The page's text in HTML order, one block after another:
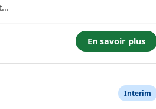
En savoir plus
Interim